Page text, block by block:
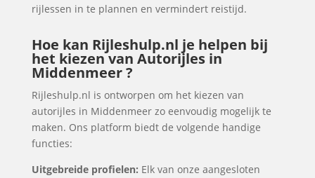
rijlessen in te plannen en vermindert reistijd.
Hoe kan Rijleshulp.nl je helpen bij
het kiezen van Autorijles in
Middenmeer ?
Rijleshulp.nl is ontworpen om het kiezen van
autorijles in Middenmeer zo eenvoudig mogelijk te
maken. Ons platform biedt de volgende handige
functies:
Uitgebreide profielen: Elk van onze aangesloten